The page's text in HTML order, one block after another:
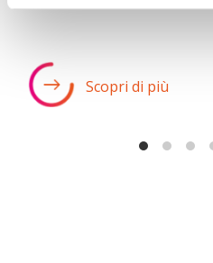
Scopri di più